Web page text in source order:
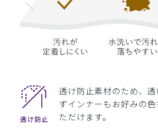
透け防止素材のため、
ずインナーもお好みの
ただけます。